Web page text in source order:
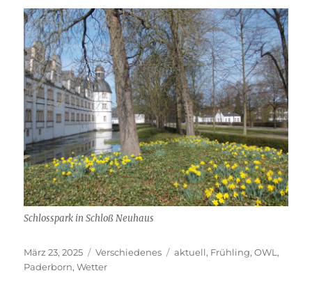
Schlosspark in Schloß Neuhaus
Veröffentlicht
am
März 23, 2025 Kategorien
Verschiedenes Schlagwörter
aktuell, Frühling,OWL ,
Paderborn,Wetter